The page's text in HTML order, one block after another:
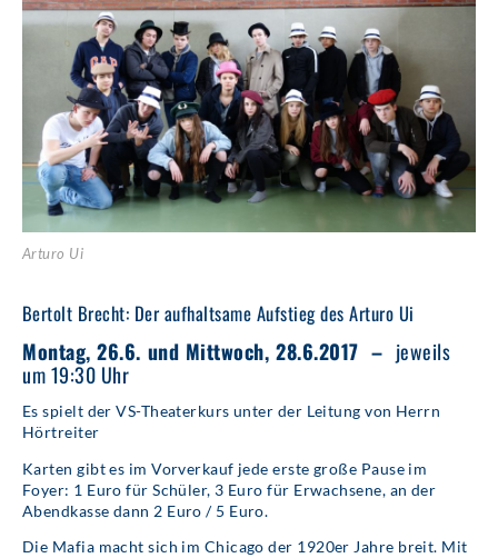
Arturo Ui
Bertolt Brecht: Der aufhaltsame Aufstieg des Arturo Ui
Montag, 26.6. und Mittwoch, 28.6.2017 – jeweils
um 19:30 Uhr
Es spielt der VS-Theaterkurs unter der Leitung von Herrn
Hörtreiter
Karten gibt es im Vorverkauf jede erste große Pause im
Foyer: 1 Euro für Schüler, 3 Euro für Erwachsene, an der
Abendkasse dann 2 Euro / 5 Euro.
Die Mafia macht sich im Chicago der 1920er Jahre breit. Mit